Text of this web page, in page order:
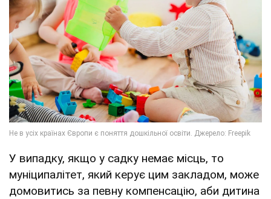
У випадку, якщо у садку немає місць, то
муніципалітет, який керує цим закладом, може
домовитись за певну компенсацію, аби дитина